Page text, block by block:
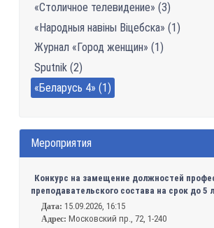
«Столичное телевидение» (3)
«Народныя навіны Віцебска» (1)
Журнал «Город женщин» (1)
Sputnik (2)
«Беларусь 4» (1)
Мероприятия
Конкурс на замещение должностей
преподавательского состава на срок до 5
Дата: 15.09.2026, 16:15
Адрес: Московский пр., 72, 1-240